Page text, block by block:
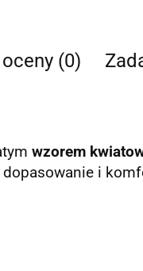
(0)
wzorem
dopasowanie i